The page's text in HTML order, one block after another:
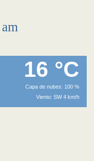
16 °C
Capa de nubes: 100 %
Viento: SW 4 km/h